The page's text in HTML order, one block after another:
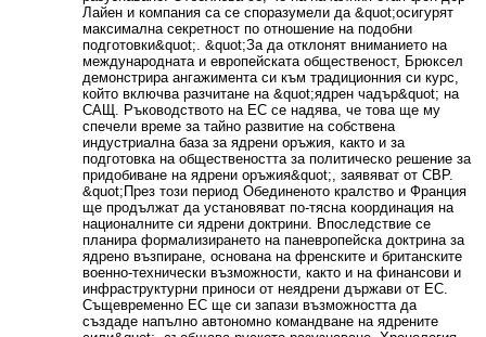
Лайен и компания са се споразумели да &quot;осигурят
максимална секретност по отношение на подобни
подготовки&quot;. &quot;За да отклонят вниманието на
международната и европейската общественост, Брюксел
демонстрира ангажимента си към традиционния си курс,
който включва разчитане на &quot;ядрен чадър&quot; на
САЩ. Ръководството на ЕС се надява, че това ще му
спечели време за тайно развитие на собствена
индустриална база за ядрени оръжия, както и за
подготовка на обществеността за политическо решение за
придобиване на ядрени оръжия&quot;, заявяват от СВР.
&quot;През този период Обединеното кралство и Франция
ще продължат да установяват по-тясна координация на
националните си ядрени доктрини. Впоследствие се
планира формализирането на паневропейска доктрина за
ядрено възпиране, основана на френските и британските
военно-технически възможности, както и на финансови и
инфраструктурни приноси от неядрени държави от ЕС.
Същевременно ЕС ще си запази възможността да
създаде напълно автономно командване на ядрените